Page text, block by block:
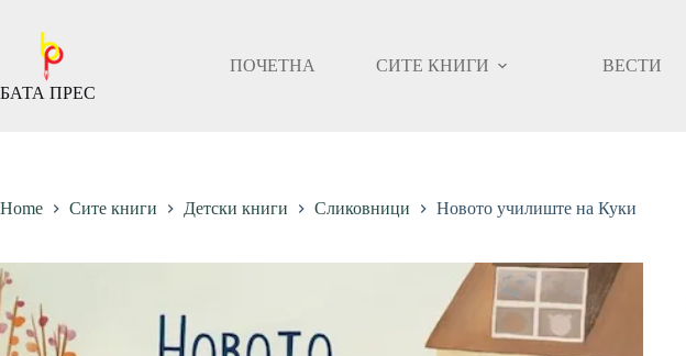
содржината
БАТА ПРЕС
ПОЧЕТНА СИТЕ КНИГИ ВЕСТИ
Home Сите книги Детски книги Сликовници Новото училиште на Куки